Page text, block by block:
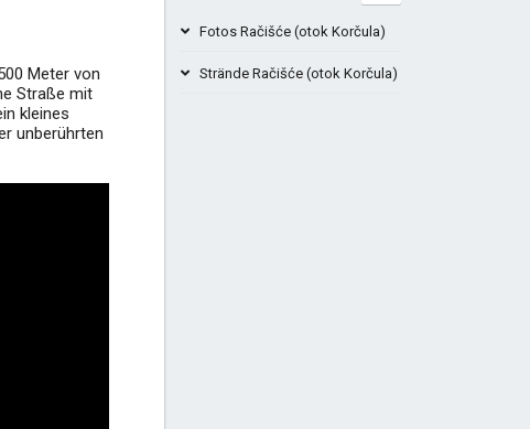
Meter von
Straße mit
kleines
unberührten
Fotos Račišće (otok Korčula)
Strände Račišće (otok Korčula)